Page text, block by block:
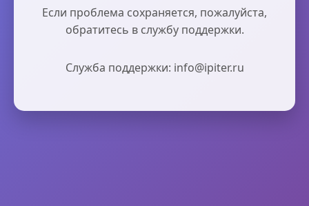
Если проблема сохраняется, пожалуйста,
обратитесь в службу поддержки.
Служба поддержки: info@ipiter.ru